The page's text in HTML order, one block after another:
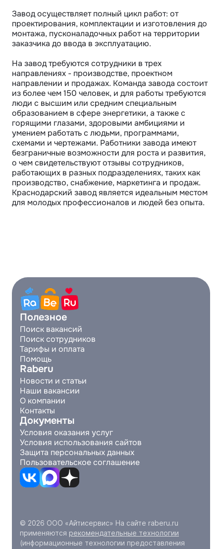
Завод осуществляет полный цикл работ: от
проектирования, комплектации и изготовления до
монтажа, пусконаладочных работ на территории
заказчика до ввода в эксплуатацию.
На завод требуются сотрудники в трех
направлениях - производстве, проектном
направлении и продажах. Команда завода состоит
из более чем 150 человек, и для работы требуются
люди с высшим или средним специальным
образованием в сфере энергетики, а также с
горящими глазами, здоровыми амбициями и
умением работать с людьми, программами,
схемами и чертежами. Работники завода имеют
безграничные возможности для роста и развития,
о чем свидетельствуют отзывы сотрудников,
работающих в разных подразделениях, таких как
производство, снабжение, маркетинга и продаж.
Краснодарский завод является идеальным местом
для молодых профессионалов и людей без опыта.
Полезное
Поиск вакансий
Поиск сотрудников
Тарифы и оплата
Помощь
Raberu
Новости и статьи
Наши вакансии
О компании
Контакты
Документы
Условия оказания услуг
Условия использования сайтов
Защита персональных данных
Пользовательское соглашение
© 2026 ООО «Айтисервис» На сайте raberu.ru
применяются рекомендательные технологии
(информационные технологии предоставления